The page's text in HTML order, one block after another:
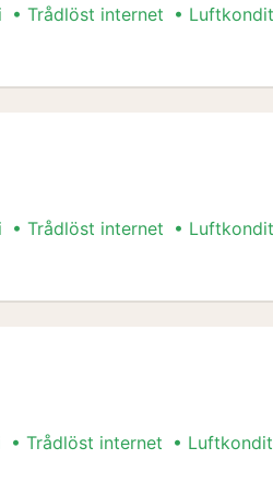
Trådlöst internet
Trådlöst internet
Trådlöst internet